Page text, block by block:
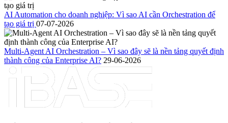
AI Automation cho doanh nghiệp: Vì sao AI cần Orchestration để
tạo giá trị 07-07-2026
Multi-Agent AI Orchestration – Vì sao đây sẽ là nền tảng quyết định
thành công của Enterprise AI? 29-06-2026